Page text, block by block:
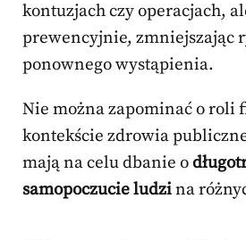
kontuzjach czy operacjach,
prewencyjnie, zmniejszając
ponownego wystąpienia.
Nie można zapominać o roli
kontekście zdrowia
mają na celu dbanie o
samopoczucie ludzina